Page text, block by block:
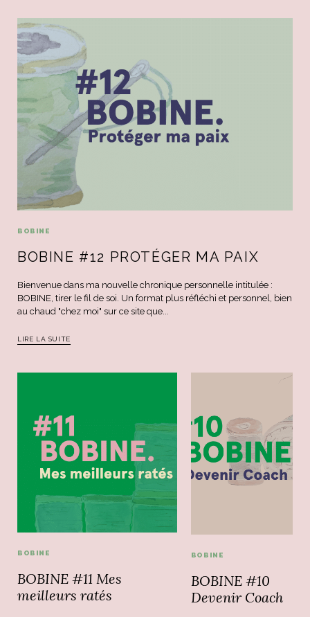
BOBINE
BOBINE #12 PROTÉGER MA PAIX
Bienvenue dans ma nouvelle chronique personnelle intitulée :
BOBINE, tirer le fil de soi. Un format plus réfléchi et personnel, bien
au chaud "chez moi" sur ce site que...
LIRE LA SUITE
BOBINE
BOBINE #11 Mes
meilleurs ratés
BOBINE
BOBINE #10
Devenir Coach